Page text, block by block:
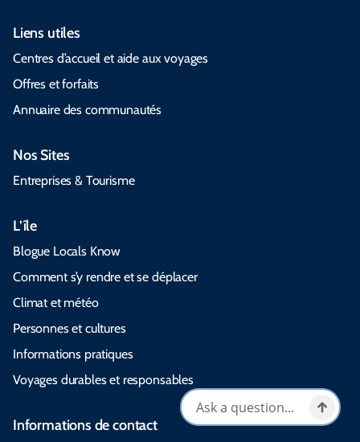
Liens utiles
Centres d’accueil et aide aux voyages
Offres et forfaits
Annuaire des communautés
Nos Sites
Entreprises & Tourisme
L’île
Blogue Locals Know
Comment s’y rendre et se déplacer
Climat et météo
Personnes et cultures
Informations pratiques
Voyages durables et responsables
Informations de contact